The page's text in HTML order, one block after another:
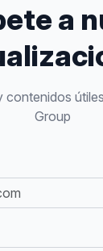
a
contenidos
Group